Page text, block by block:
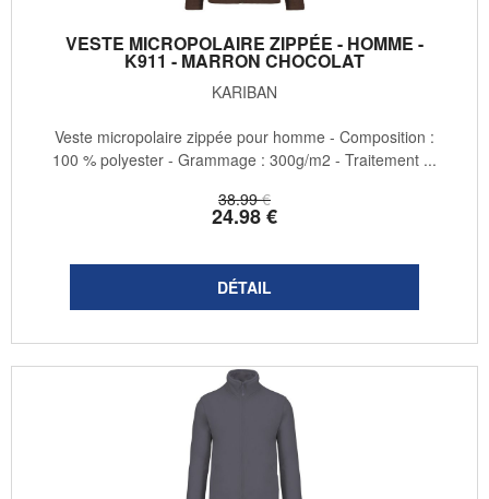
VESTE MICROPOLAIRE ZIPPÉE - HOMME -
K911 - MARRON CHOCOLAT
KARIBAN
38.99 €
24.98€
Veste micropolaire zippée pour homme - Composition :
100 % polyester - Grammage : 300g/m2 - Traitement ...